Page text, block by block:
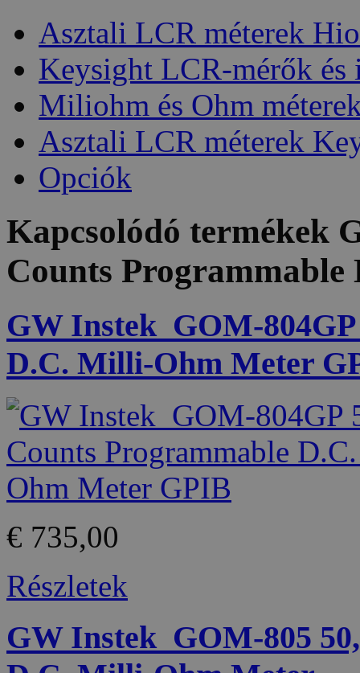
Asztali LCR méterek
Keysight LCR-mérők és
Miliohm és Ohm
Asztali LCR méterek
Opciók
Kapcsolódó termékek
Counts
GW Instek_GOM-
D.C. Milli-Ohm Meter
€ 735,00
Részletek
GW Instek_GOM-805